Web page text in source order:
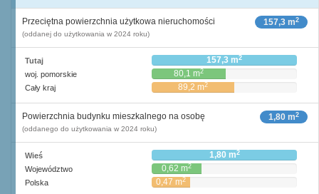
157,3 m2
Przeciętna powierzchnia użytkowa nieruchomości
(oddanej do użytkowania w 2024 roku)
Tutaj 157,3 m2
woj. pomorskie 80,1 m2
Cały kraj 89,2 m2
1,80 m2
Powierzchnia budynku mieszkalnego na osobę
(oddanego do użytkowania w 2024 roku)
Wieś 1,80 m2
Województwo 0,62 m2
Polska 0,47 m2